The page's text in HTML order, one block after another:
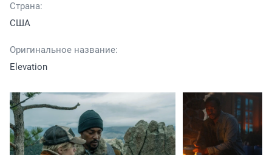
Страна:
США
Оригинальное название:
Elevation